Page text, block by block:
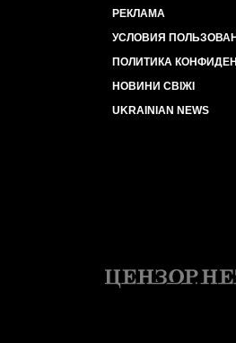
РЕКЛАМА
УСЛОВИЯ
ПОЛИТИКА
НОВИНИ СВІЖІ
UKRAINIAN NEWS